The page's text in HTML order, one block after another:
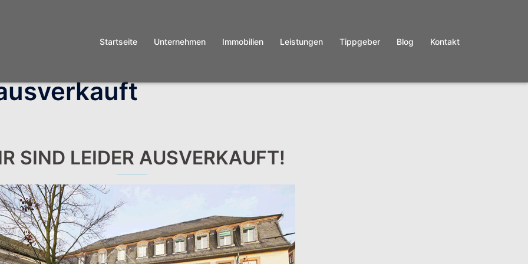
Startseite Unternehmen Immobilien Leistungen Tippgeber Blog Kontakt
SIND LEIDER AUSVERKAUFT!